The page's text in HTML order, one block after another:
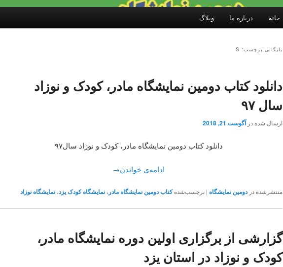
خانه درباره ما وبلاگ
بایگانی برچسب: S
دانلود کتاب دومین نمایشگاه مادر، کودک و نوزاد
سال ۹۷
ارسال شده درآگوست 21, 2018
دانلود کتاب دومین نمایشگاه مادر، کودک و نوزاد سال۹۷
ادامه‌ی خواندن→
منتشرشده در دومین نمایشگاه | برچسب‌شده کتاب دومین نمایشگاه مادر ، نمایشگاه کودک یزد، نمایشگاه نوزاد
گزارشی از برگزاری اولین دوره نمایشگاه مادر،
کودک و نوزاد در استان یزد